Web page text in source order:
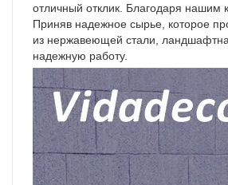
отличный отклик. Благодаря нашим
Приняв надежное сырье, которое
из нержавеющей стали,
надежную работу.